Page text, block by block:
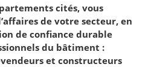
cités, vous
de votre secteur, en
de confiance durable
du bâtiment :
et constructeurs